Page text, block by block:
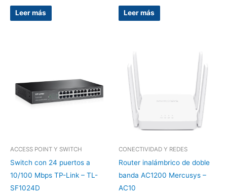
Leer más Leer más
ACCESS POINT Y SWITCH
Switch con 24 puertos a
10/100 Mbps TP-Link – TL-
SF1024D
CONECTIVIDAD Y REDES
Router inalámbrico de doble
banda AC1200 Mercusys –
AC10